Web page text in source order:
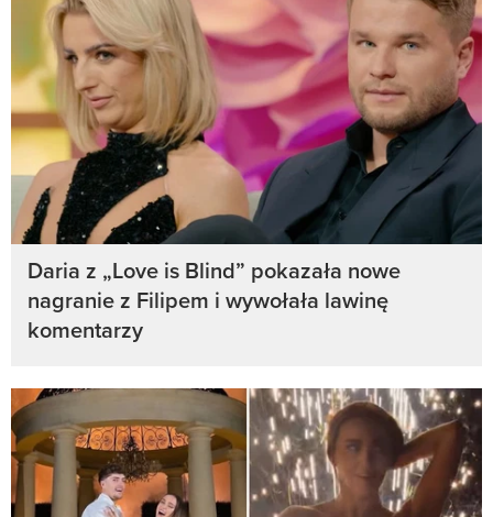
Daria z „Love is Blind” pokazała nowe
nagranie z Filipem i wywołała lawinę
komentarzy